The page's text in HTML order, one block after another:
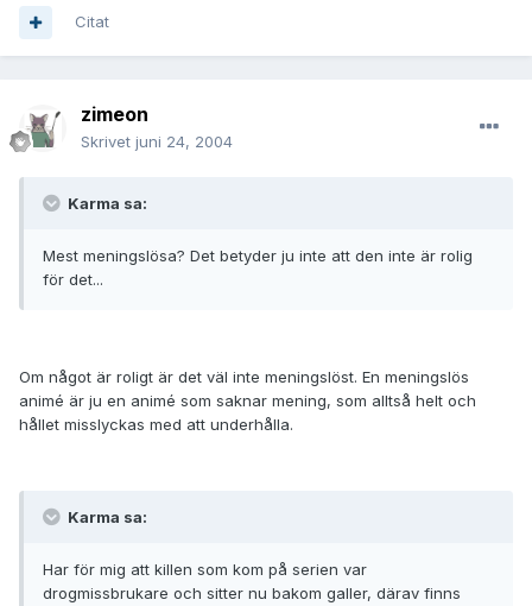
Citat
zimeon
Skrivet juni 24, 2004
Karma sa:
Mest meningslösa? Det betyder ju inte att den inte är rolig
för det...
Om något är roligt är det väl inte meningslöst. En meningslös
animé är ju en animé som saknar mening, som alltså helt och
hållet misslyckas med att underhålla.
Karma sa:
Har för mig att killen som kom på serien var
drogmissbrukare och sitter nu bakom galler, därav finns